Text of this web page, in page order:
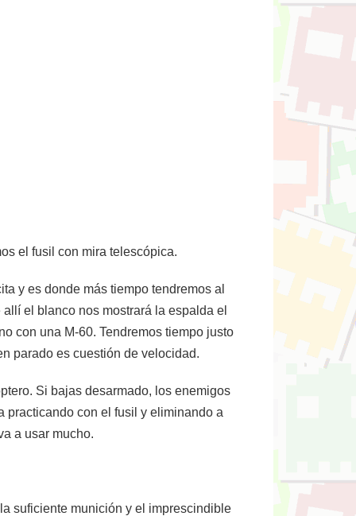
el fusil con mira telescópica.
y es donde más tiempo tendremos al
el blanco nos mostrará la espalda el
con una M-60. Tendremos tiempo justo
parado es cuestión de velocidad.
Si bajas desarmado, los enemigos
practicando con el fusil y eliminando a
a usar mucho.
suficiente munición y el imprescindible